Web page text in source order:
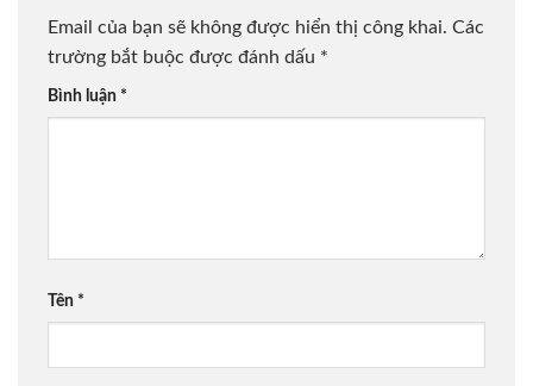
Email của bạn sẽ không được hiển thị công khai. Các
trường bắt buộc được đánh dấu *
Bình luận *
Tên *